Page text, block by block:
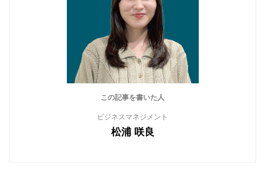
この記事を書いた人
ビジネスマネジメント
松浦 咲良